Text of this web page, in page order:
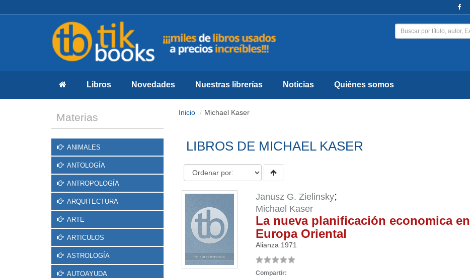
Libros Novedades Nuestras librerías Noticias Quiénes somos
Materias
ANIMALES
ANTOLOGÍA
ANTROPOLOGÍA
ARQUITECTURA
ARTE
ARTICULOS
ASTROLOGÍA
AUTOAYUDA
Inicio Michael Kaser
LIBROS DE MICHAEL KASER
Janusz G. Zielinsky;
Michael Kaser
La nueva planificación economica en
Europa Oriental
Alianza 1971
Compartir: